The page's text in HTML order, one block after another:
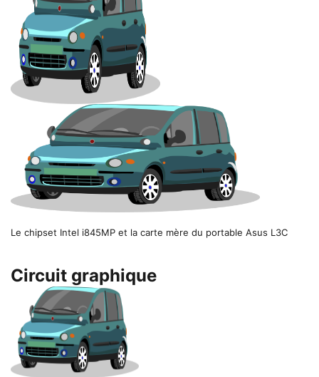
Le chipset Intel i845MP et la carte mère du portable Asus L3C
Circuit graphique